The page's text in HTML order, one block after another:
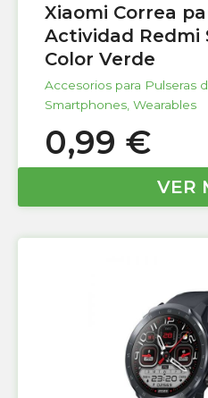
Xiaomi Correa
Actividad Redmi
Color Verde
Accesorios para Pulseras
Smartphones Wearables
0,99 €
VER